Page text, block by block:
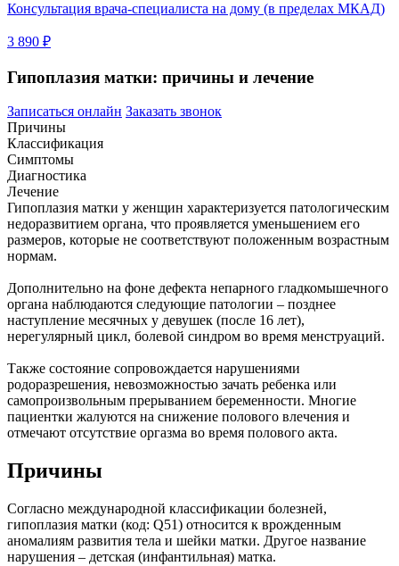
Консультация врача-специалиста на дому (в пределах МКАД)
3 890 ₽
Гипоплазия матки: причины и лечение
Записаться онлайн Заказать звонок
Причины
Классификация
Симптомы
Диагностика
Лечение
Гипоплазия матки у женщин характеризуется патологическим
недоразвитием органа, что проявляется уменьшением его
размеров, которые не соответствуют положенным возрастным
нормам.
Дополнительно на фоне дефекта непарного гладкомышечного
органа наблюдаются следующие патологии – позднее
наступление месячных у девушек (после 16 лет),
нерегулярный цикл, болевой синдром во время менструаций.
Также состояние сопровождается нарушениями
родоразрешения, невозможностью зачать ребенка или
самопроизвольным прерыванием беременности. Многие
пациентки жалуются на снижение полового влечения и
отмечают отсутствие оргазма во время полового акта.
Причины
Согласно международной классификации болезней,
гипоплазия матки (код: Q51) относится к врожденным
аномалиям развития тела и шейки матки. Другое название
нарушения – детская (инфантильная) матка.